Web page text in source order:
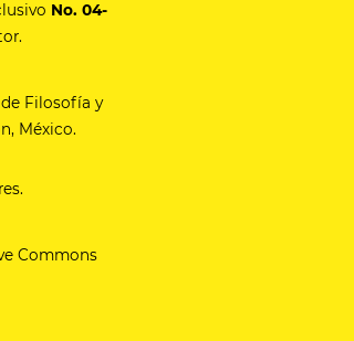
No. 04-
Filosofía y
México.
Commons